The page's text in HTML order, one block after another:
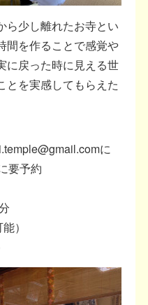
ら少し離れたお寺とい
間を作ることで感覚や
に戻った時に見える世
とを実感してもらえた
に
要予約
）